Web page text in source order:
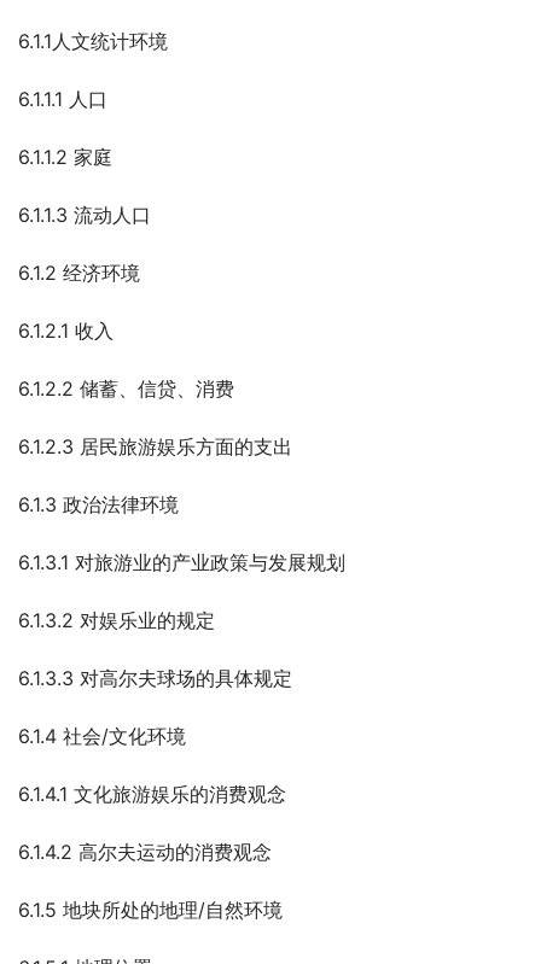
6.1.1人文统计环境
6.1.1.1 人口
6.1.1.2 家庭
6.1.1.3 流动人口
6.1.2 经济环境
6.1.2.1 收入
6.1.2.2 储蓄、信贷、消费
6.1.2.3 居民旅游娱乐方面的支出
6.1.3 政治法律环境
6.1.3.1 对旅游业的产业政策与发展规划
6.1.3.2 对娱乐业的规定
6.1.3.3 对高尔夫球场的具体规定
6.1.4 社会/文化环境
6.1.4.1 文化旅游娱乐的消费观念
6.1.4.2 高尔夫运动的消费观念
6.1.5 地块所处的地理/自然环境